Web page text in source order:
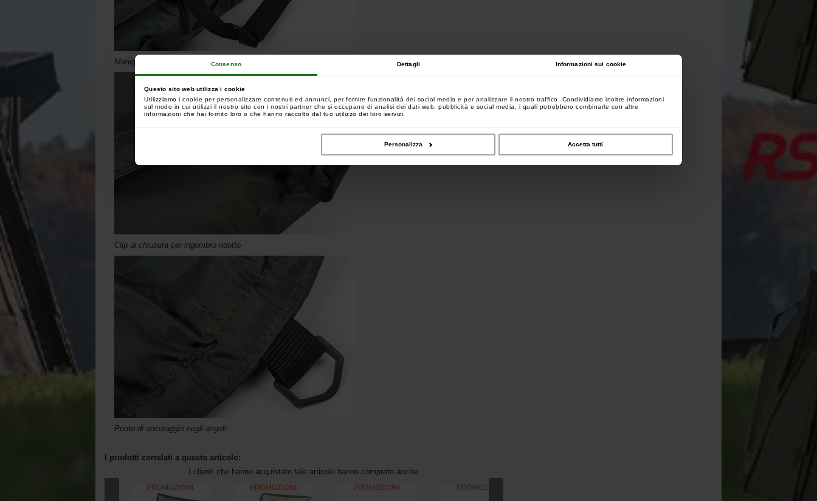
Consenso Dettagli Informazioni sui cookie
Questo sito web utilizza i cookie
Utilizziamo i cookie per personalizzare contenuti ed annunci, per fornire funzionalità dei social media e per analizzare il nostro traffico. Condividiamo inoltre informazioni
sul modo in cui utilizzi il nostro sito con i nostri partner che si occupano di analisi dei dati web, pubblicità e social media, i quali potrebbero combinarle con altre
informazioni che hai fornito loro o che hanno raccolto dal tuo utilizzo dei loro servizi.
Personalizza Accetta tutti
Maniglia per il trasporto
Clip di chiusura per ingombro ridotto
Punto di ancoraggio negli angoli
I prodotti correlati a questo articolo:
I clienti che hanno acquistato tale articolo hanno comprato anche: